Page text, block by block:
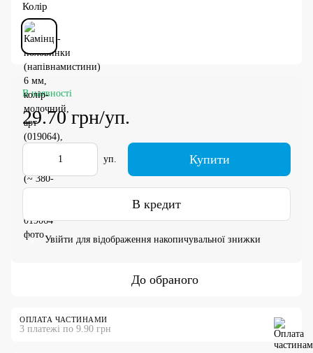
Колір
В наявності
29.70 грн/уп.
уп. Купити
В кредит
% Увійти для відображення накопичувальної знижки
До обраного
ОПЛАТА ЧАСТИНАМИ
3 платежі по 9.90 грн